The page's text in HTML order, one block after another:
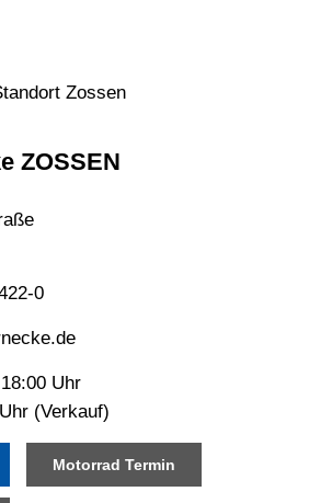
ZOSSEN
0
Uhr
(Verkauf)
Motorrad Termin